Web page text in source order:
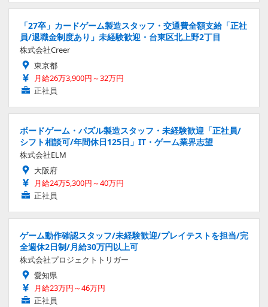
「27卒」カードゲーム製造スタッフ・交通費全額支給「正社
員/退職金制度あり」未経験歓迎・台東区北上野2丁目
株式会社Creer
東京都
月給26万3,900円～32万円
正社員
ボードゲーム・パズル製造スタッフ・未経験歓迎「正社員/
シフト相談可/年間休日125日」IT・ゲーム業界志望
株式会社ELM
大阪府
月給24万5,300円～40万円
正社員
ゲーム動作確認スタッフ/未経験歓迎/プレイテストを担当/完
全週休2日制/月給30万円以上可
株式会社プロジェクトトリガー
愛知県
月給23万円～46万円
正社員